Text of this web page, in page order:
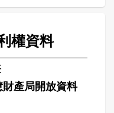
權資料
產局開放資料